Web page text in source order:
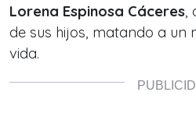
Lorena Espinosa Cáceres,
de sus hijos, matando a un
vida.